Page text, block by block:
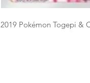
2019 Pokémon Togepi &